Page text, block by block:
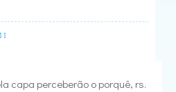
capa perceberão o porquê, rs.